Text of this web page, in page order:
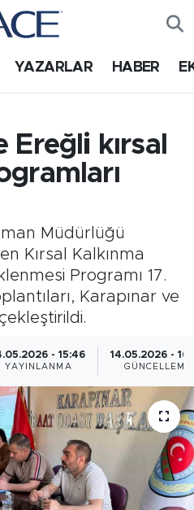
YAZARLAR HABER
Ereğli kırsal
Müdürlüğü
Kırsal Kalkınma
Programı 17.
Karapınar ve
- 15:46
YAYINLANMA
14.05.2026 -
GÜNCELLEME
ve Fikstür